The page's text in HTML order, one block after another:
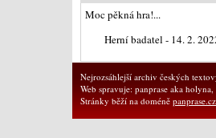
Moc pěkná hra!...
Herní badatel - 14. 2.
Nejrozsáhlejší archiv českých
Web spravuje: panprase aka
Stránky běží na doméně panprase.cz